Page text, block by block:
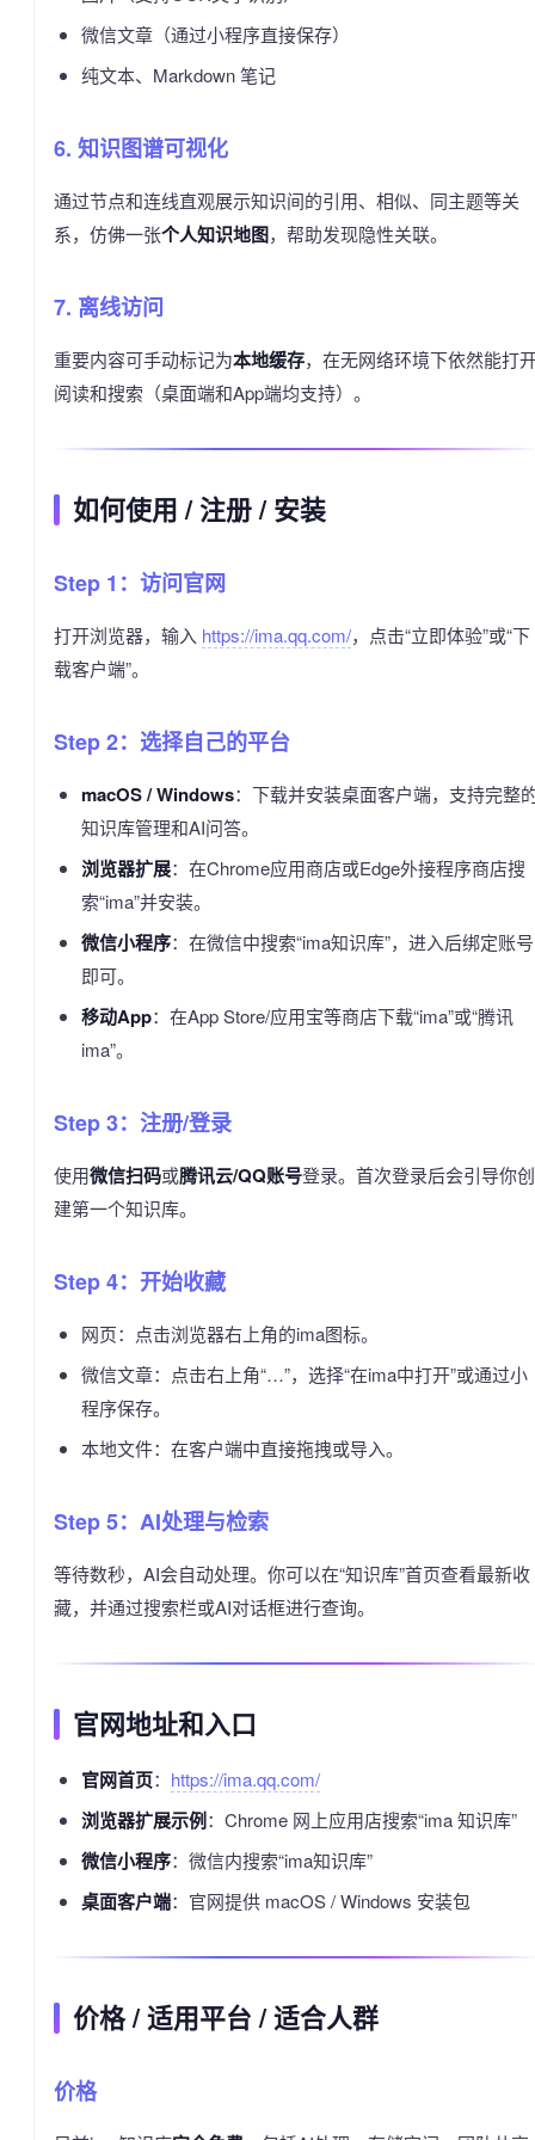
微信文章（通过小程序直接保存）
纯文本、Markdown 笔记
6. 知识图谱可视化
通过节点和连线直观展示知识间的引用、相似、同主题等关
系，仿佛一张个人知识地图，帮助发现隐性关联。
7. 离线访问
重要内容可手动标记为本地缓存，在无网络环境下依然能打
阅读和搜索（桌面端和App端均支持）。
如何使用 / 注册 / 安装
Step 1：访问官网
打开浏览器，输入 https://ima.qq.com/，点击“立即体验”或“下
载客户端”。
Step 2：选择自己的平台
macOS / Windows：下载并安装桌面客户端，支持完整
知识库管理和AI问答。
浏览器扩展：在Chrome应用商店或Edge外接程序商店搜
索“ima”并安装。
微信小程序：在微信中搜索“ima知识库”，进入后绑定账号
即可。
移动App：在App Store/应用宝等商店下载“ima”或“腾讯
ima”。
Step 3：注册/登录
使用微信扫码或腾讯云/QQ账号登录。首次登录后会引导你创
建第一个知识库。
Step 4：开始收藏
网页：点击浏览器右上角的ima图标。
微信文章：点击右上角“…”，选择“在ima中打开”或通过小
程序保存。
本地文件：在客户端中直接拖拽或导入。
Step 5：AI处理与检索
等待数秒，AI会自动处理。你可以在“知识库”首页查看最新收
藏，并通过搜索栏或AI对话框进行查询。
官网地址和入口
官网首页： https://ima.qq.com/
浏览器扩展示例：Chrome 网上应用店搜索“ima 知识库”
微信小程序：微信内搜索“ima知识库”
桌面客户端：官网提供 macOS / Windows 安装包
价格 / 适用平台 / 适合人群
价格